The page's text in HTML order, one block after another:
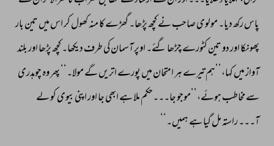
پاس رکھ دیا۔ مولوی صاحب نے کچھ پڑھا۔ گھڑے کا منہ کھول کر اس میں تین بار
پھونکا اور دو تین کٹورے چڑھا گئے۔ اوپر آسمان کی طرف دیکھا۔ کچھ پڑھا اور بلند
آواز میں کہا،’’ہم تیرے ہر امتحان میں پورے اتریں گے مولا۔‘‘ پھر وہ چوہدری
سے مخاطب ہوئے،’’موجو جا۔۔۔حکم ملا ہے ابھی جا اور اپنی بیوی کو لے
آ۔۔۔ راستہ مل گیا ہے ہمیں۔‘‘